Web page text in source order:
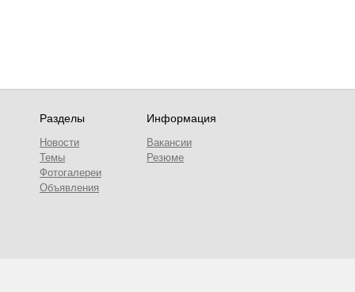
Разделы
Новости
Темы
Фотогалереи
Объявления
Информация
Вакансии
Резюме